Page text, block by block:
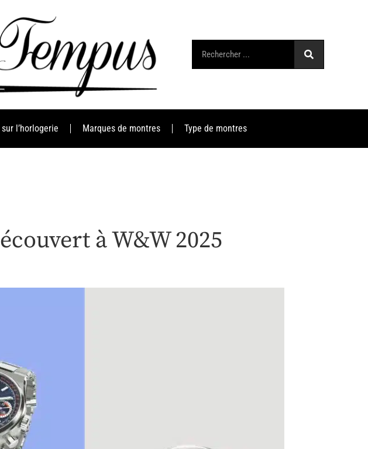
l’horlogerie Marques de montres Type de montres
à W&W 2025